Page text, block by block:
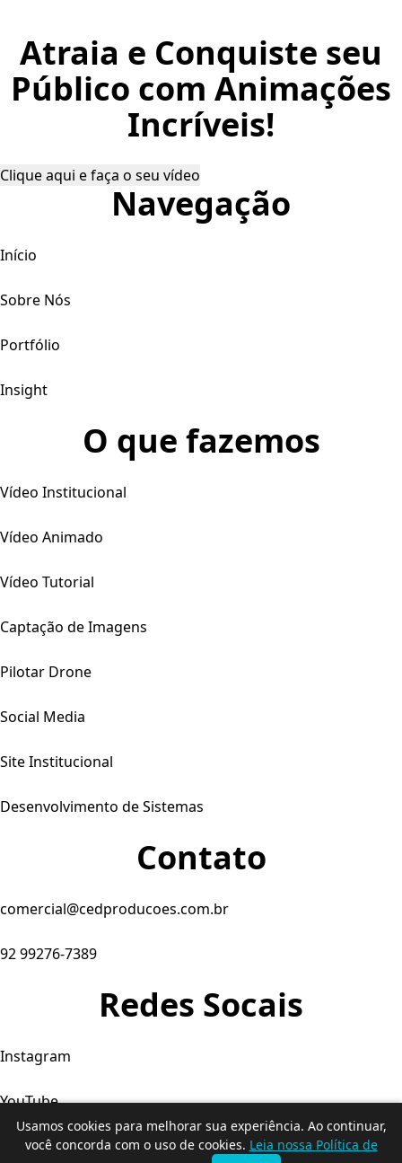
Usamos cookies para melhorar sua experiência. Ao continuar,
você concorda com o uso de cookies. Leia nossa Política de
Atraia e Conquiste seu
Público com Animações
Incríveis!
Clique aqui e faça o seu vídeo
Navegação
Início
Sobre Nós
Portfólio
Insight
O que fazemos
Vídeo Institucional
Vídeo Animado
Vídeo Tutorial
Captação de Imagens
Pilotar Drone
Social Media
Site Institucional
Desenvolvimento de Sistemas
Contato
comercial@cedproducoes.com.br
92 99276-7389
Redes Socais
Instagram
YouTube
Facebook